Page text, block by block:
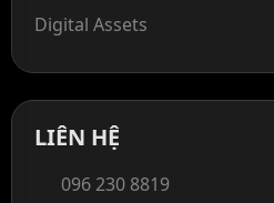
Digital Assets
LIÊN HỆ
096 230 8819